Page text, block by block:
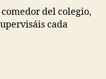
del colegio,
cada